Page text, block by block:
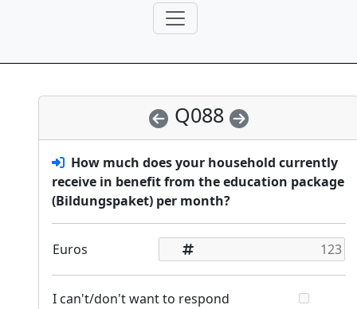
Q088
How much does your household currently
receive in benefit from the education package
(Bildungspaket) per month?
Euros
I can't/don't want to respond